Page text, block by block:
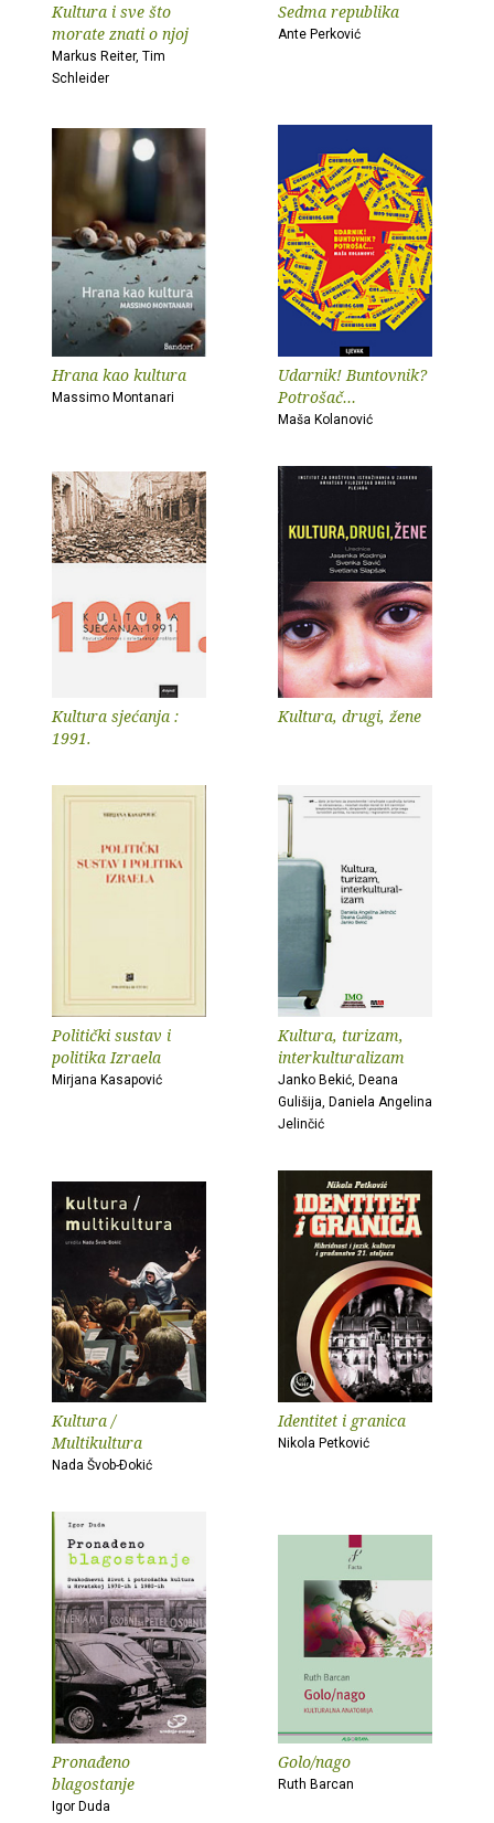
Kultura i sve što
morate znati o njoj
Markus Reiter, Tim
Schleider
Sedma republika
Ante Perković
Hrana kao kultura
Massimo Montanari
Udarnik! Buntovnik?
Potrošač…
Maša Kolanović
Kultura sjećanja :
1991.
Kultura, drugi, žene
Politički sustav i
politika Izraela
Mirjana Kasapović
Kultura, turizam,
interkulturalizam
Janko Bekić, Deana
Gulišija, Daniela Angelina
Jelinčić
Kultura /
Multikultura
Nada Švob-Ðokić
Identitet i granica
Nikola Petković
Pronađeno
blagostanje
Igor Duda
Golo/nago
Ruth Barcan